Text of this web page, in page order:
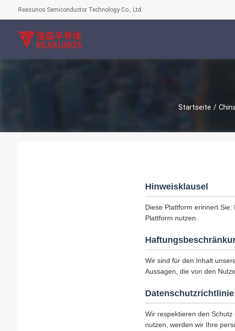
Reasunos Semiconductor Technology Co., Ltd.
Startseite /
Hinweisklausel
Diese Plattform erinnert
Plattform nutzen.
Wir sind für den Inhalt
Aussagen, die von den
Datenschutzrichtlinie
Wir respektieren den
nutzen, werden wir Ihre